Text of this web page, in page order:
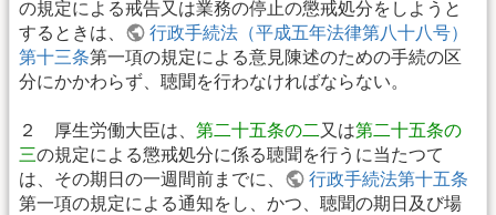
の規定による戒告又は業務の停止の懲戒処分をしようと
するときは、
行政手続法（平成五年法律第八十八号）
第十三条第一項の規定による意見陳述のための手続の区
分にかかわらず、聴聞を行わなければならない。
２ 厚生労働大臣は、 第二十五条の二 又は第二十五条の
三の規定による懲戒処分に係る聴聞を行うに当たつて
は、その期日の一週間前までに、
行政手続法第十五条
第一項の規定による通知をし、かつ、聴聞の期日及び場